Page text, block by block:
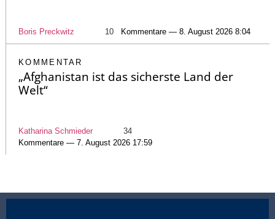
Boris Preckwitz 10 Kommentare — 8. August 2026 8:04
KOMMENTAR
„Afghanistan ist das sicherste Land der
Welt“
Katharina Schmieder
34
Kommentare — 7. August 2026 17:59